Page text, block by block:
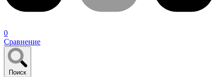
0
Сравнение
Поиск